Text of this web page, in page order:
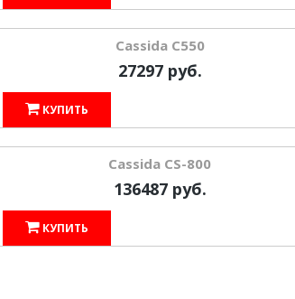
Cassida С550
27297 руб.
КУПИТЬ
Cassida CS-800
136487 руб.
КУПИТЬ